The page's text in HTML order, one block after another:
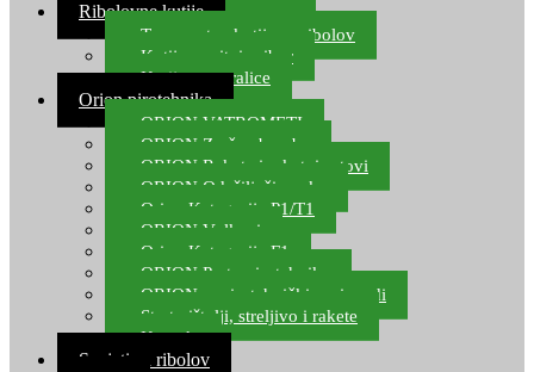
Ribolovne kutije
Transportne kutije za ribolov
Kutije za sitni pribor
Kutije za varalice
Orion pirotehnika
ORION VATROMETI
ORION Zračne bombe
ORION Rakete i raketni setovi
ORION Odašiljači zvuka
Orion Kategorija P1/T1
ORION Vulkani
Orion Kategorija F1
ORION Party pirotehnika
ORION nepirotehnički proizvodi
Start pištolji, streljivo i rakete
Kontakt
Savjeti za ribolov